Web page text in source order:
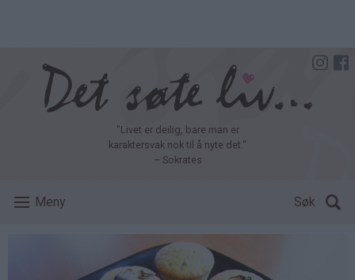
"Livet er deilig, bare man er
karaktersvak nok til å nyte det."
– Sokrates
Meny Søk